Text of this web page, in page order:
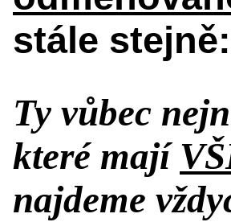
stále stejně:
Ty vůbec
které mají
najdeme